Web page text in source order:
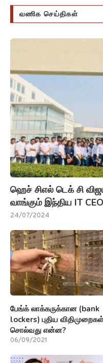
வணிக செய்திகள்
ஹெச் சிஎல் டெக் சி
வாங்கும் இந்திய IT
24/07/2024
பேங்க் லாக்கருக்கான (bank
lockers) புதிய
சொல்வது என்ன?
06/09/2021